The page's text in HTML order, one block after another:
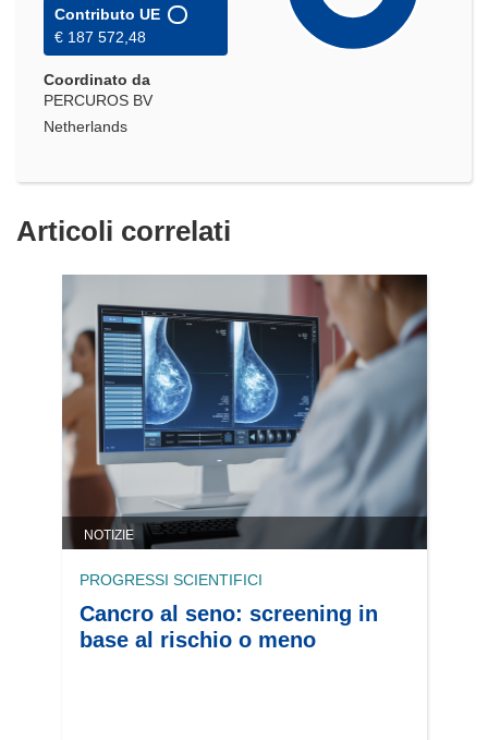
Contributo UE
€ 187 572,48
Coordinato da
PERCUROS BV
Netherlands
Articoli correlati
NOTIZIE
PROGRESSI SCIENTIFICI
Cancro al seno: screening in
base al rischio o meno